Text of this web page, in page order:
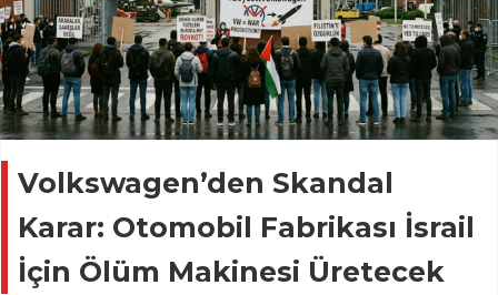
Volkswagen’den Skandal
Karar: Otomobil Fabrikası İsrail
İçin Ölüm Makinesi Üretecek